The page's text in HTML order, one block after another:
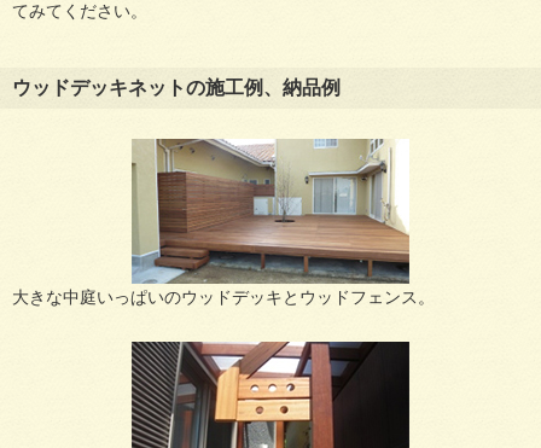
てみてください。
ウッドデッキネットの施工例、納品例
大きな中庭いっぱいのウッドデッキとウッドフェンス。